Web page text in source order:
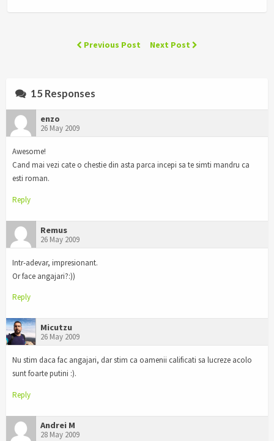
Previous Post Next Post
15 Responses
enzo
26 May 2009
Awesome!
Cand mai vezi cate o chestie din asta parca incepi sa te simti mandru ca
esti roman.
Reply
Remus
26 May 2009
Intr-adevar, impresionant.
Or face angajari?:))
Reply
Micutzu
26 May 2009
Nu stim daca fac angajari, dar stim ca oamenii calificati sa lucreze acolo
sunt foarte putini :).
Reply
Andrei M
28 May 2009